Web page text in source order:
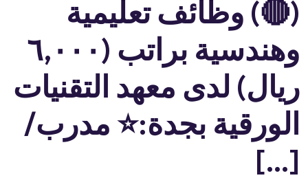
(🔴) وظائف تعليمية
وهندسية براتب (٦,٠٠٠
ريال) لدى معهد التقنيات
الورقية بجدة:⭐️ مدرب/
[…]